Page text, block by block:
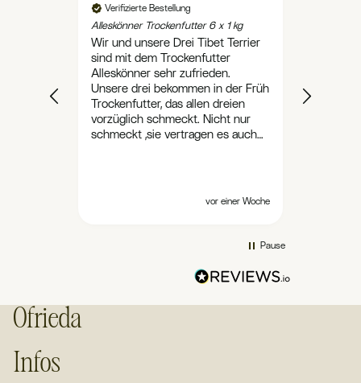
Verifizierte Bestellung
Alleskönner Trockenfutter 6 x 1 kg
Wir und unsere Drei Tibet Terrier
sind mit dem Trockenfutter
Alleskönner sehr zufrieden.
Unsere drei bekommen in der Früh
Trockenfutter, das allen dreien
vorzüglich schmeckt. Nicht nur
schmeckt ,sie vertragen es auch
vor einer Woche
Pause
Ofrieda
Infos